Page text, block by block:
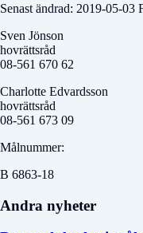
Senast ändrad: 2019-05-03
Sven Jönson
hovrättsråd
08-561 670 62
Charlotte Edvardsson
hovrättsråd
08-561 673 09
Målnummer:
B 6863-18
Andra nyheter